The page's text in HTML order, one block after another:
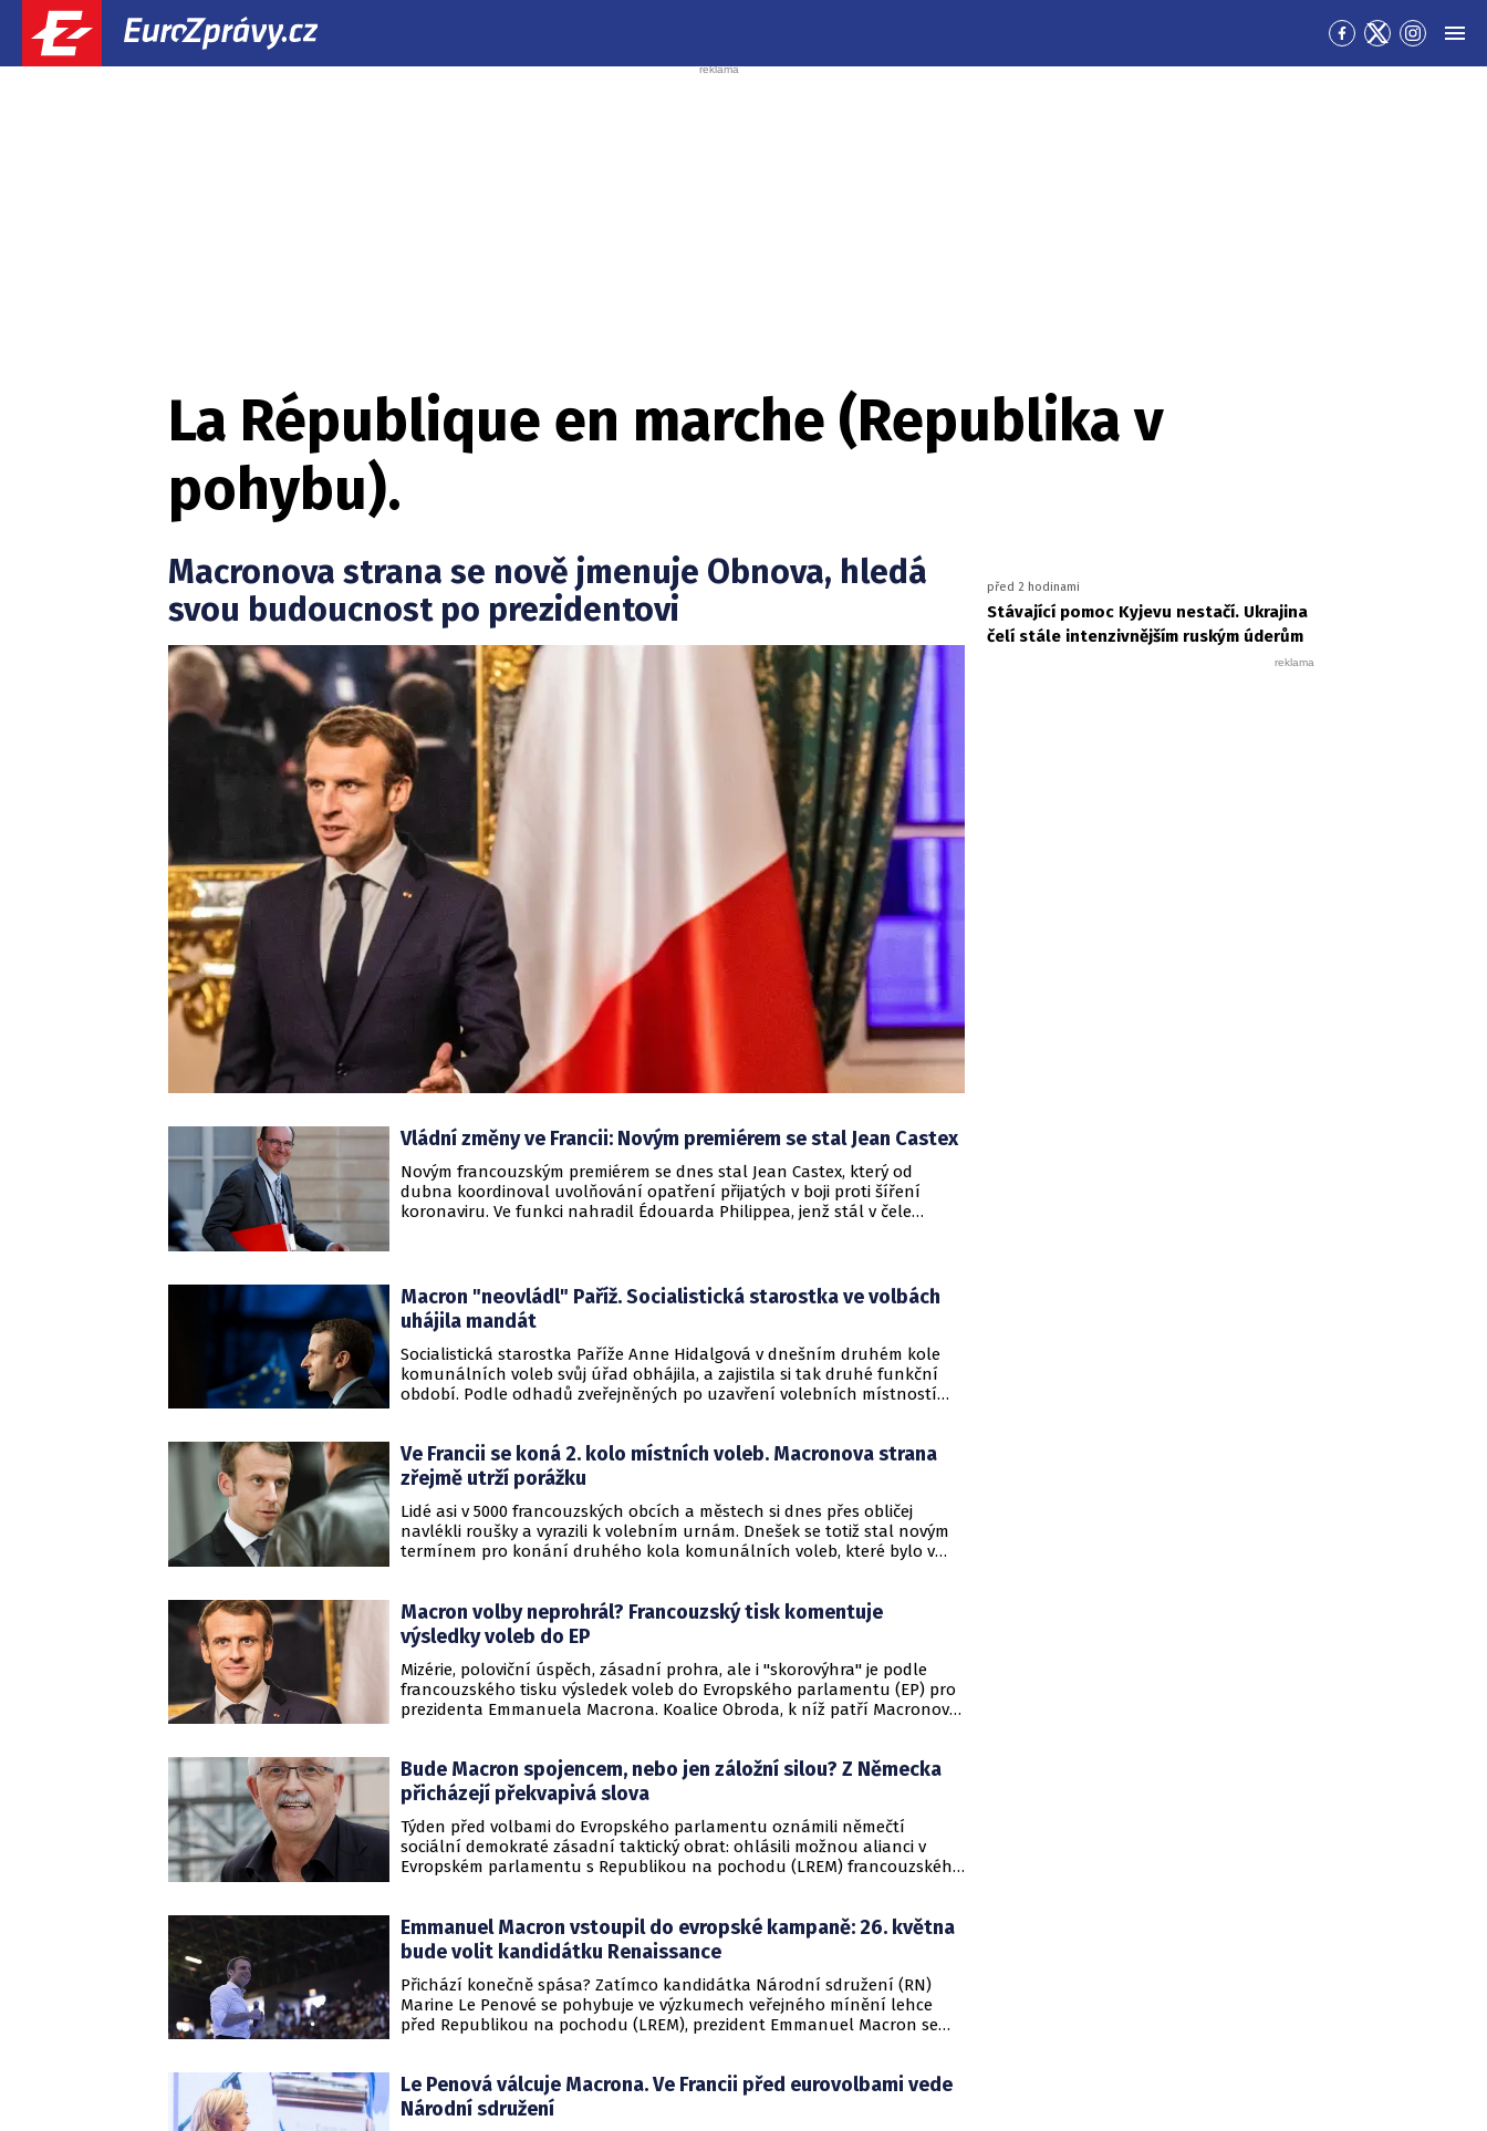
Přejít
na
Přejít
na
Přejít
na
La République en marche (Republika v
pohybu).
Macronova strana se nově jmenuje Obnova, hledá
svou budoucnost po prezidentovi
Vládní změny ve Francii: Novým premiérem se stal Jean Castex
Novým francouzským premiérem se dnes stal Jean Castex, který od
dubna koordinoval uvolňování opatření přijatých v boji proti šíření
koronaviru. Ve funkci nahradil Édouarda Philippea, jenž stál v čele
Macron "neovládl" Paříž. Socialistická starostka ve volbách
uhájila mandát
Socialistická starostka Paříže Anne Hidalgová v dnešním druhém kole
komunálních voleb svůj úřad obhájila, a zajistila si tak druhé funkční
období. Podle odhadů zveřejněných po uzavření volebních místností
Ve Francii se koná 2. kolo místních voleb. Macronova strana
zřejmě utrží porážku
Lidé asi v 5000 francouzských obcích a městech si dnes přes obličej
navlékli roušky a vyrazili k volebním urnám. Dnešek se totiž stal novým
termínem pro konání druhého kola komunálních voleb, které bylo v
Macron volby neprohrál? Francouzský tisk komentuje
výsledky voleb do EP
Mizérie, poloviční úspěch, zásadní prohra, ale i "skorovýhra" je podle
francouzského tisku výsledek voleb do Evropského parlamentu (EP) pro
prezidenta Emmanuela Macrona. Koalice Obroda, k níž patří Macronova
Penové. V EP tak budou mít obě uskupení po 23 mandátech.
Bude Macron spojencem, nebo jen záložní silou? Z Německa
přicházejí překvapivá slova
Týden před volbami do Evropského parlamentu oznámili němečtí
sociální demokraté zásadní taktický obrat: ohlásili možnou alianci v
Evropském parlamentu s Republikou na pochodu (LREM) francouzského
Emmanuel Macron vstoupil do evropské kampaně: 26. května
bude volit kandidátku Renaissance
Přichází konečně spása? Zatímco kandidátka Národní sdružení (RN)
Marine Le Penové se pohybuje ve výzkumech veřejného mínění lehce
před Republikou na pochodu (LREM), prezident Emmanuel Macron se
Le Penová válcuje Macrona. Ve Francii před eurovolbami vede
Národní sdružení
před 2 hodinami
Stávající pomoc Kyjevu nestačí. Ukrajina
čelí stále intenzivnějším ruským úderům